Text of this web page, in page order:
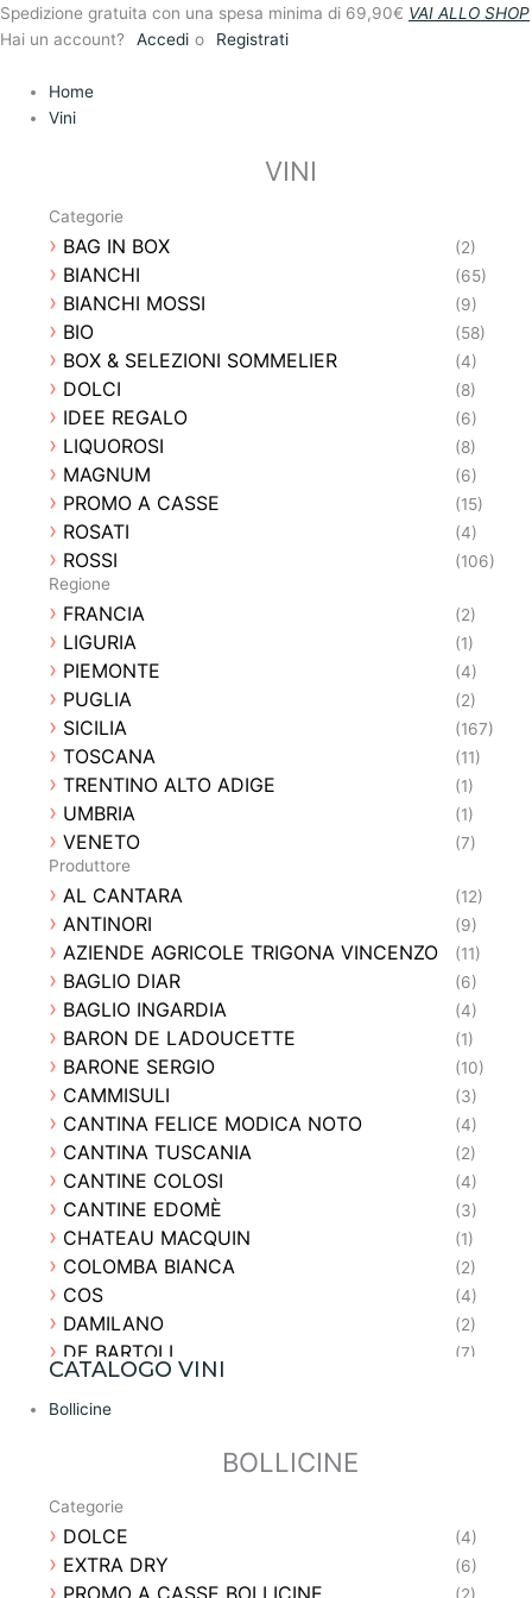
Vai
al
Spedizione gratuita con una spesa minima di 69,90€ VAI ALLO SHOP
Hai un account?
Accedi o Registrati
Home
Vini
VINI
Categorie
BAG IN BOX (2)
BIANCHI (65)
BIANCHI MOSSI (9)
BIO (58)
BOX & SELEZIONI SOMMELIER (4)
DOLCI (8)
IDEE REGALO (6)
LIQUOROSI (8)
MAGNUM (6)
PROMO A CASSE (15)
ROSATI (4)
ROSSI
(106)
Regione
FRANCIA (2)
LIGURIA (1)
PIEMONTE (4)
PUGLIA (2)
SICILIA (167)
TOSCANA (11)
TRENTINO ALTO ADIGE (1)
UMBRIA (1)
VENETO
(7)
Produttore
AL CANTARA (12)
ANTINORI (9)
AZIENDE AGRICOLE TRIGONA VINCENZO (11)
BAGLIO DIAR (6)
BAGLIO INGARDIA (4)
BARON DE LADOUCETTE (1)
BARONE SERGIO (10)
CAMMISULI (3)
CANTINA FELICE MODICA NOTO (4)
CANTINA TUSCANIA (2)
CANTINE COLOSI (4)
CANTINE EDOMÈ (3)
CHATEAU MACQUIN (1)
COLOMBA BIANCA (2)
COS (4)
DAMILANO (2)
DE BARTOLI (7)
DONNAFUGATA
DUCA DI SALAPARUTA
FIRRIATO
FRANCHETTI (3)
FRESCOBALDI (2)
CATALOGO VINI
Bollicine
BOLLICINE
Categorie
DOLCE (4)
EXTRA DRY (6)